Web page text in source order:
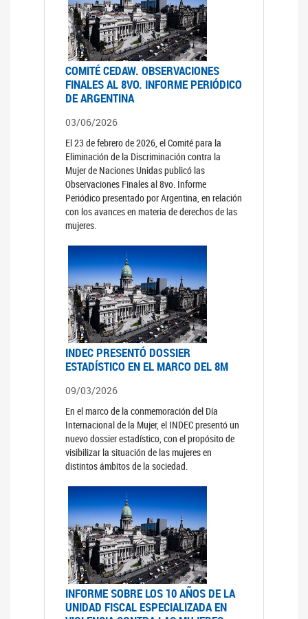
COMITÉ CEDAW. OBSERVACIONES
FINALES AL 8VO. INFORME PERIÓDICO
DE ARGENTINA
03/06/2026
El 23 de febrero de 2026, el Comité para la
Eliminación de la Discriminación contra la
Mujer de Naciones Unidas publicó las
Observaciones Finales al 8vo. Informe
Periódico presentado por Argentina, en relación
con los avances en materia de derechos de las
mujeres.
INDEC PRESENTÓ DOSSIER
ESTADÍSTICO EN EL MARCO DEL 8M
09/03/2026
En el marco de la conmemoración del Día
Internacional de la Mujer, el INDEC presentó un
nuevo dossier estadístico, con el propósito de
visibilizar la situación de las mujeres en
distintos ámbitos de la sociedad.
INFORME SOBRE LOS 10 AÑOS DE LA
UNIDAD FISCAL ESPECIALIZADA EN